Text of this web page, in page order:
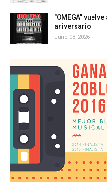
"OMEGA"
aniversario
June 08, 2026